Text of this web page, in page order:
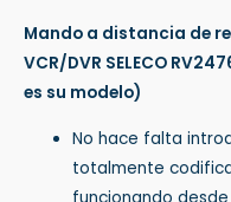
Mando a distancia de
VCR/DVR SELECO
es su modelo)
No hace falta
totalmente
funcionando